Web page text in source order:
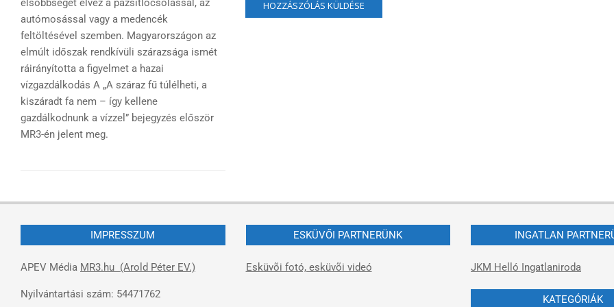
autómosással vagy a medencék
feltöltésével szemben. Magyarországon az
elmúlt időszak rendkívüli szárazsága ismét
ráirányította a figyelmet a hazai
vízgazdálkodás A „A száraz fű túlélheti, a
kiszáradt fa nem – így kellene
gazdálkodnunk a vízzel” bejegyzés először
MR3-én jelent meg.
IMPRESSZUM
APEV Média MR3.hu (Arold Péter EV.)
Nyilvántartási szám: 54471762
ESKÜVŐI PARTNERÜNK
Esküvõi fotó, esküvõi videó
INGATLAN
JKM Helló Ingatlaniroda
KATEGÓRIÁK